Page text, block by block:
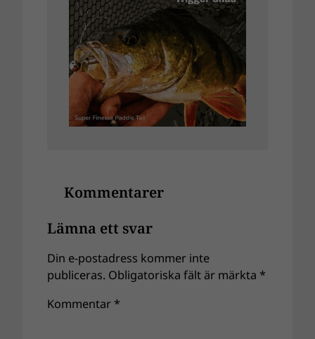
Kommentarer
Lämna ett svar
Din e-postadress kommer inte
publiceras. Obligatoriska fält är märkta *
Kommentar *